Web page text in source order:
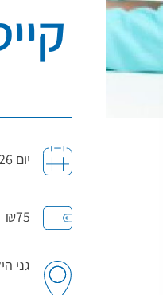
יום 01/07/2026
₪75
גני